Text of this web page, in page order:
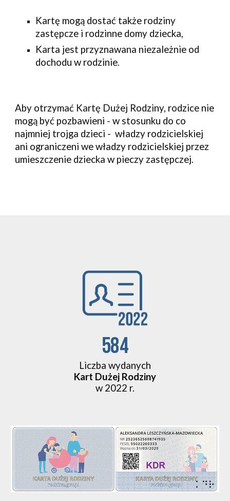
Kartę mogą dostać także rodziny
zastępcze i rodzinne domy dziecka,
Karta jest przyznawana niezależnie od
dochodu w rodzinie.
Aby otrzymać Kartę Dużej Rodziny, rodzice nie
mogą być pozbawieni - w stosunku do co
najmniej trojga dzieci - władzy rodzicielskiej
ani ograniczeni we władzy rodzicielskiej przez
umieszczenie dziecka w pieczy zastępczej.
584
Liczba wydanych
Kart Dużej Rodziny
w 2022 r.